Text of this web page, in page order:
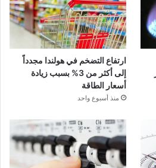
ارتفاع التضخم في هولندا مجدداً
إلى أكثر من 3% بسبب زيادة
أسعار الطاقة
منذ أسبوع واحد